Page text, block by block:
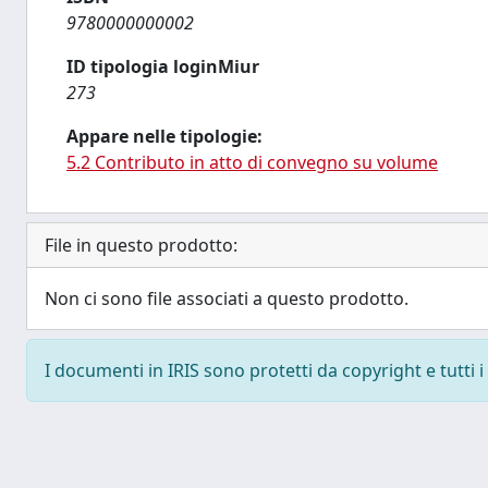
9780000000002
ID tipologia loginMiur
273
Appare nelle tipologie:
5.2 Contributo in atto di convegno su volume
File in questo prodotto:
Non ci sono file associati a questo prodotto.
I documenti in IRIS sono protetti da copyright e tutti